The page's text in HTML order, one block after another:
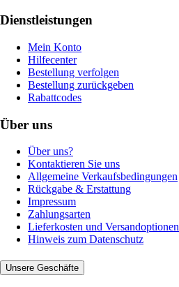
Dienstleistungen
Mein Konto
Hilfecenter
Bestellung verfolgen
Bestellung zurückgeben
Rabattcodes
Über uns
Über uns?
Kontaktieren Sie uns
Allgemeine Verkaufsbedingungen
Rückgabe & Erstattung
Impressum
Zahlungsarten
Lieferkosten und Versandoptionen
Hinweis zum Datenschutz
Unsere Geschäfte